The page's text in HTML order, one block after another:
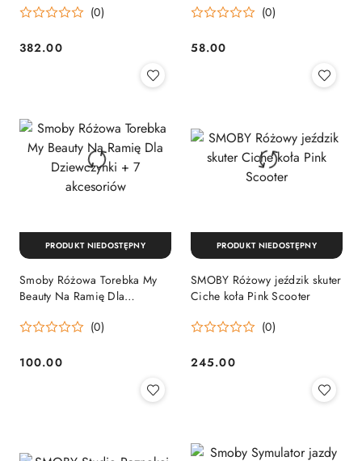
(0)
Cena:
382.00
(0)
Cena:
58.00
Smoby Różowa Torebka My
Beauty Na Ramię Dla
(0)
Cena:
100.00
PRODUKT NIEDOSTĘPNY
SMOBY Różowy jeździk skuter
Ciche koła Pink Scooter
(0)
Cena:
245.00
PRODUKT NIEDOSTĘPNY